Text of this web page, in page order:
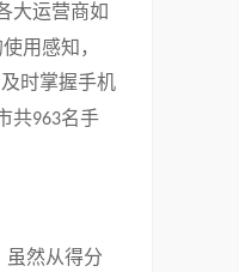
大运营商如
用感知，
时掌握手机
共963名手
虽然从得分